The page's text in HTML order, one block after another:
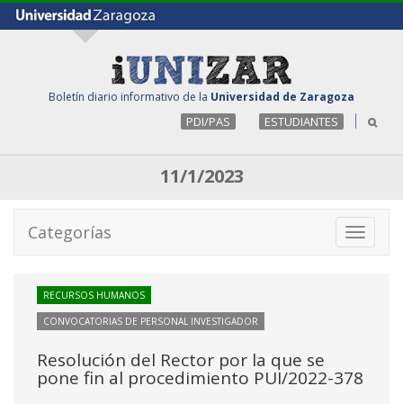
Boletín diario informativo de la Universidad de Zaragoza
PDI/PAS ESTUDIANTES
11/1/2023
Toggle
Categorías
RECURSOS HUMANOS
CONVOCATORIAS DE PERSONAL INVESTIGADOR
Resolución del Rector por la que se
pone fin al procedimiento PUI/2022-378